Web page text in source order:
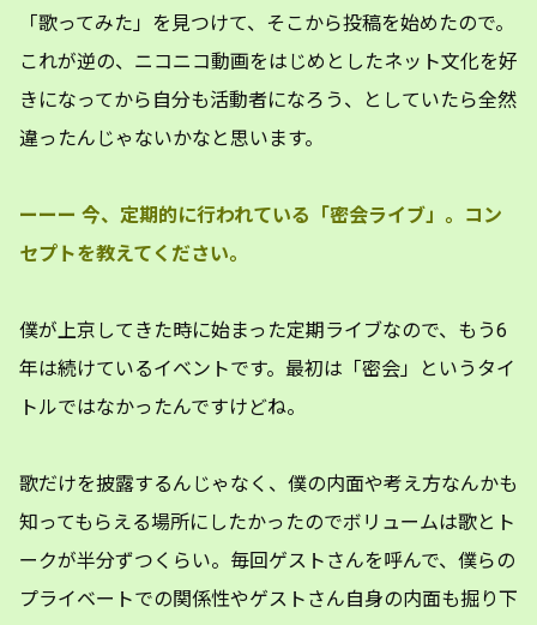
「歌ってみた」を見つけて、そこから投稿を始めたので。
これが逆の、ニコニコ動画をはじめとしたネット文化を好
きになってから自分も活動者になろう、としていたら全然
違ったんじゃないかなと思います。
ーーー 今、定期的に行われている「密会ライブ」。コン
セプトを教えてください。
僕が上京してきた時に始まった定期ライブなので、もう6
年は続けているイベントです。最初は「密会」というタイ
トルではなかったんですけどね。
歌だけを披露するんじゃなく、僕の内面や考え方なんかも
知ってもらえる場所にしたかったのでボリュームは歌とト
ークが半分ずつくらい。毎回ゲストさんを呼んで、僕らの
プライベートでの関係性やゲストさん自身の内面も掘り下